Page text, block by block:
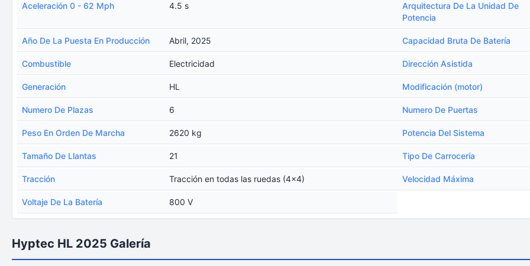
Aceleración 0 - 62 Mph 4.5 s
Arquitectura De La Unidad De
Potencia
Año De La Puesta En Producción Abril, 2025 Capacidad Bruta De Batería
Combustible Electricidad Dirección Asistida
Generación HL Modificación (motor)
Numero De Plazas 6 Numero De Puertas
Peso En Orden De Marcha 2620 kg Potencia Del Sistema
Tamaño De Llantas 21 Tipo De Carrocería
Tracción Tracción en todas las ruedas (4x4) Velocidad Máxima
Voltaje De La Batería 800 V
Hyptec HL 2025 Galería